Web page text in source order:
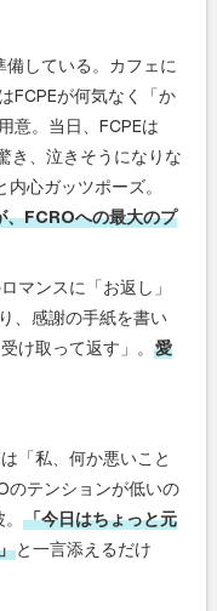
している。カフェに
FCPEが何気なく「か
意。当日、FCPEは
き、泣きそうになりな
心ガッツポーズ。
、FCROへの最大のプ
マンスに「お返し」
、感謝の手紙を書い
け取って返す」。 愛
「私、何か悪いこと
のテンションが低いの
「今日はちょっと元
と一言添えるだけ